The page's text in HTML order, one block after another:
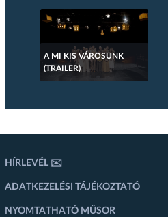
A MI KIS VÁROSUNK
(TRAILER)
HÍRLEVÉL ✉️
ADATKEZELÉSI TÁJÉKOZTATÓ
NYOMTATHATÓ MŰSOR